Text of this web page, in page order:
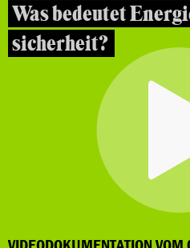
Was bedeutet
sicherheit?